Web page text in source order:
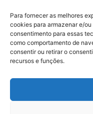
Para fornecer as melhores
cookies para armazenar e/
consentimento para essas
como comportamento de
consentir ou retirar o
recursos e funções.
Podcast
Termo de uso do usuário